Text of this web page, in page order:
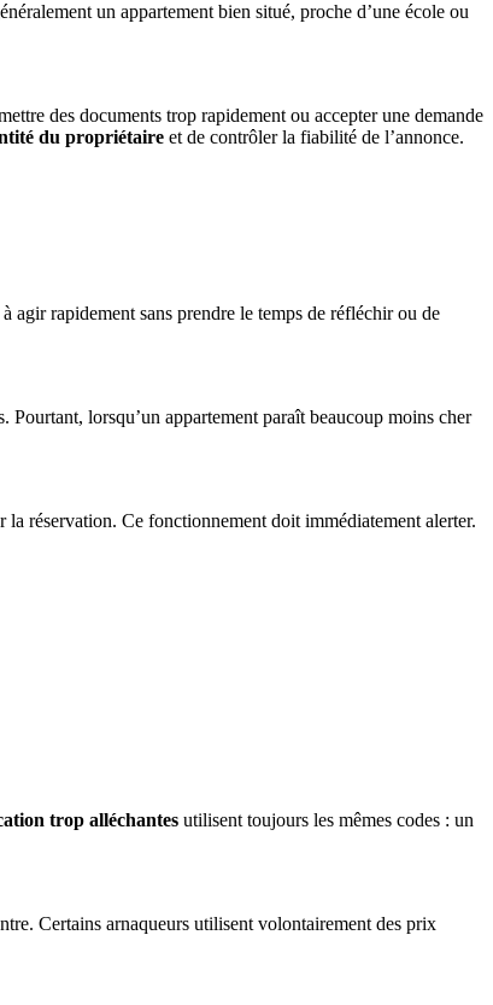
un appartement bien situé, proche d’une école ou
des documents trop rapidement ou accepter une demande
du propriétaire et de contrôler la fiabilité de l’annonce.
agir rapidement sans prendre le temps de réfléchir ou de
lorsqu’un appartement paraît beaucoup moins cher
réservation. Ce fonctionnement doit immédiatement alerter.
trop alléchantes utilisent toujours les mêmes codes : un
Certains arnaqueurs utilisent volontairement des prix